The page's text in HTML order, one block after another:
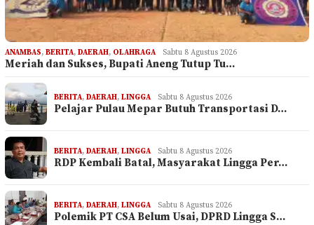
ANAMBAS, BERITA, DAERAH, OLAHRAGA Sabtu 8 Agustus 2026
Meriah dan Sukses, Bupati Aneng Tutup Tu…
BERITA, DAERAH, LINGGA Sabtu 8 Agustus 2026
Pelajar Pulau Mepar Butuh Transportasi D…
BERITA, DAERAH, LINGGA Sabtu 8 Agustus 2026
RDP Kembali Batal, Masyarakat Lingga Per…
BERITA, DAERAH, LINGGA Sabtu 8 Agustus 2026
Polemik PT CSA Belum Usai, DPRD Lingga S…